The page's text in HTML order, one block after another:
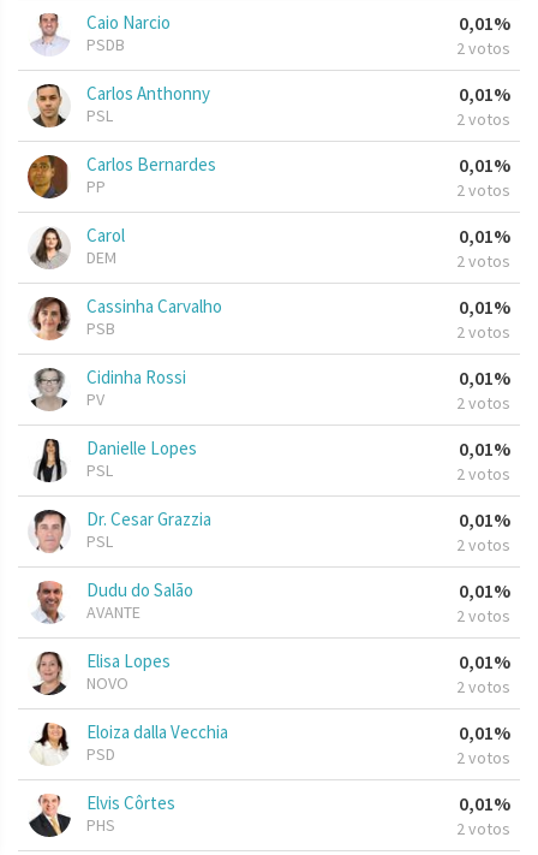
Caio Narcio
PSDB
0,01%
2 votos
Carlos Anthonny
PSL
0,01%
2 votos
Carlos Bernardes
PP
0,01%
2 votos
Carol
DEM
0,01%
2 votos
Cassinha Carvalho
PSB
0,01%
2 votos
Cidinha Rossi
PV
0,01%
2 votos
Danielle Lopes
PSL
0,01%
2 votos
Dr. Cesar Grazzia
PSL
0,01%
2 votos
Dudu do Salão
AVANTE
0,01%
2 votos
Elisa Lopes
NOVO
0,01%
2 votos
Eloiza dalla Vecchia
PSD
0,01%
2 votos
Elvis Côrtes
PHS
0,01%
2 votos